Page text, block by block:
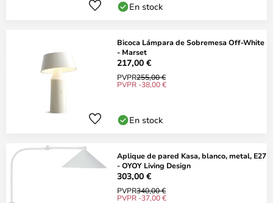
En stock
Bicoca Lámpara de Sobremesa Off-White
- Marset
217,00 €
PVPR255,00 €
PVPR -38,00 €
En stock
Aplique de pared Kasa, blanco, metal, E27
- OYOY Living Design
303,00 €
PVPR340,00 €
PVPR -37,00 €